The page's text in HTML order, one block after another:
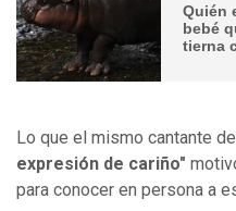
Quién
bebé
tierna
Lo que el mismo cantante
expresión de cariño"
para conocer en persona a